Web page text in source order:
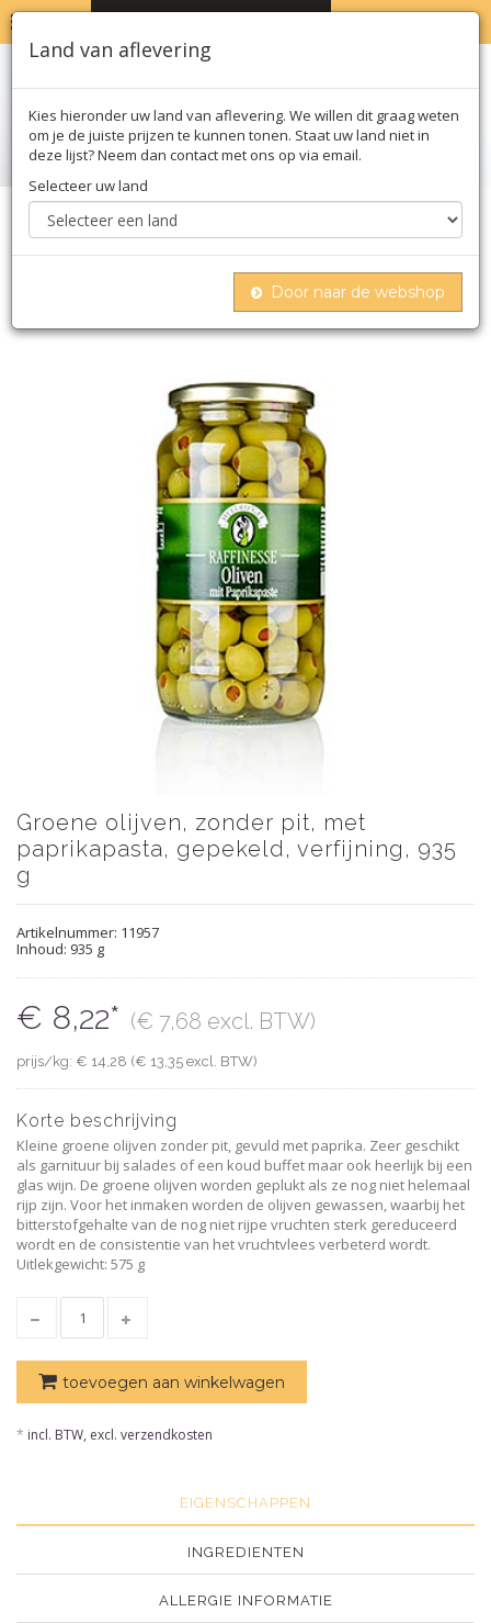
Home Conserven
Groene olijven, zonder pit, met paprikapasta,
gepekeld, verfijning, 935 g
Groene olijven, zonder pit, met
paprikapasta, gepekeld, verfijning, 935
g
Artikelnummer: 11957
Inhoud: 935 g
€ 8,22* (€ 7,68 excl. BTW)
prijs/kg: € 14,28 (€ 13,35 excl. BTW)
Korte beschrijving
Kleine groene olijven zonder pit, gevuld met paprika. Zeer geschikt
als garnituur bij salades of een koud buffet maar ook heerlijk bij een
glas wijn. De groene olijven worden geplukt als ze nog niet helemaal
rijp zijn. Voor het inmaken worden de olijven gewassen, waarbij het
bitterstofgehalte van de nog niet rijpe vruchten sterk gereduceerd
wordt en de consistentie van het vruchtvlees verbeterd wordt.
Uitlekgewicht: 575 g
toevoegen aan winkelwagen
* incl. BTW, excl. verzendkosten
EIGENSCHAPPEN
INGREDIENTEN
ALLERGIE INFORMATIE
Land van aflevering
Kies hieronder uw land van aflevering. We willen dit graag weten
om je de juiste prijzen te kunnen tonen. Staat uw land niet in
deze lijst? Neem dan contact met ons op via email.
Selecteer uw land
Door naar de webshop